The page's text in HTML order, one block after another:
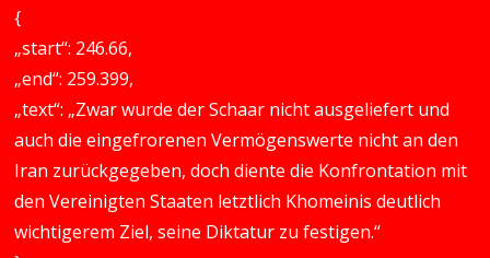
{
„start“: 246.66,
„end“: 259.399,
„text“: „Zwar wurde der Schaar nicht ausgeliefert und
auch die eingefrorenen Vermögenswerte nicht an den
Iran zurückgegeben, doch diente die Konfrontation mit
den Vereinigten Staaten letztlich Khomeinis deutlich
wichtigerem Ziel, seine Diktatur zu festigen.“